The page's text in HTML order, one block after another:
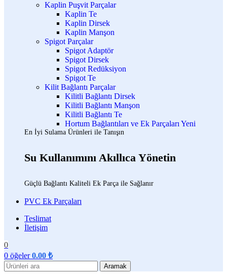
Kaplin Puşvit Parçalar
Kaplin Te
Kaplin Dirsek
Kaplin Manşon
Spigot Parçalar
Spigot Adaptör
Spigot Dirsek
Spigot Redüksiyon
Spigot Te
Kilit Bağlantı Parçalar
Kilitli Bağlantı Dirsek
Kilitli Bağlantı Manşon
Kilitli Bağlantı Te
Hortum Bağlantıları ve Ek Parçaları Yeni
En İyi Sulama Ürünleri ile Tanışın
Su Kullanımını Akıllıca Yönetin
Güçlü Bağlantı Kaliteli Ek Parça ile Sağlanır
PVC Ek Parçaları
Teslimat
İletişim
0
0 öğeler 0.00 ₺
Aramak